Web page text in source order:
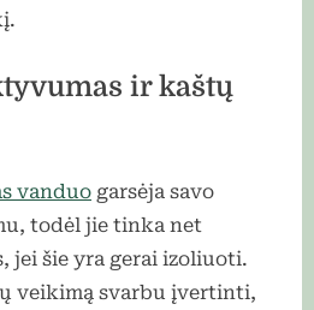
ir kaštų
vanduo garsėja savo
todėl jie tinka net
jei šie yra gerai izoliuoti.
veikimą svarbu įvertinti,